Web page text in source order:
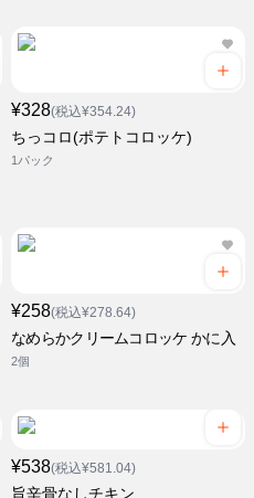
¥328(税込¥354.24)
ちっコロ(ポテトコロッケ)
1パック
¥258(税込¥278.64)
なめらかクリームコロッケ かに入
2個
¥538(税込¥581.04)
旨辛骨なしチキン